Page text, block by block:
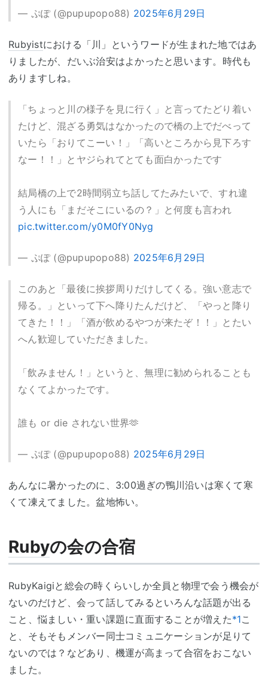
— ぷぽ (@pupupopo88) 2025年6月29日
Rubyistにおける「川」というワードが生まれた地ではあ
りましたが、だいぶ治安はよかったと思います。時代も
ありますしね。
「ちょっと川の様子を見に行く」と言ってたどり着い
たけど、混ざる勇気はなかったので橋の上でだべって
いたら「おりてこーい！」「高いところから見下ろす
なー！！」とヤジられてとても面白かったです
結局橋の上で2時間弱立ち話してたみたいで、すれ違
う人にも「まだそこにいるの？」と何度も言われ
pic.twitter.com/y0M0fY0Nyg
— ぷぽ (@pupupopo88) 2025年6月29日
このあと「最後に挨拶周りだけしてくる。強い意志で
帰る。」といって下へ降りたんだけど、「やっと降り
てきた！！」「酒が飲めるやつが来たぞ！！」とたい
へん歓迎していただきました。
「飲みません！」というと、無理に勧められることも
なくてよかったです。
誰も or die されない世界🫶
— ぷぽ (@pupupopo88) 2025年6月29日
あんなに暑かったのに、3:00過ぎの鴨川沿いは寒くて寒
くて凍えてました。盆地怖い。
Rubyの会の合宿
RubyKaigiと総会の時くらいしか全員と物理で会う機会が
ないのだけど、会って話してみるといろんな話題が出る
こと、悩ましい・重い課題に直面することが増えた*1こ
と、そもそもメンバー同士コミュニケーションが足りて
ないのでは？などあり、機運が高まって合宿をおこない
ました。